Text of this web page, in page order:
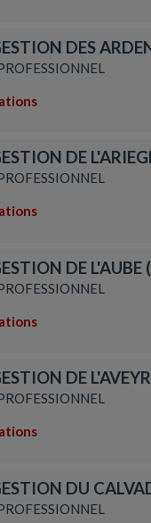
DES
DE
DE L'AUBE
DE
DU